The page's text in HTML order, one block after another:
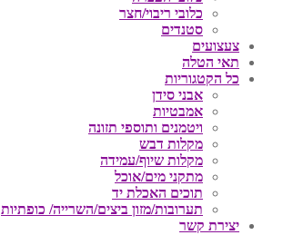
כלובי ריבוי/חצר
סטנדים
צעצועים
תאי הטלה
כל הקטגוריות
אבני סידן
אמבטיות
ויטמנים ותוספי תזונה
מקלות דבש
מקלות שיוף/עמידה
מתקני מים/אוכל
תוכים האכלת יד
תערובות/מזון ביצים/השרייה/ כופתיות
יצירת קשר